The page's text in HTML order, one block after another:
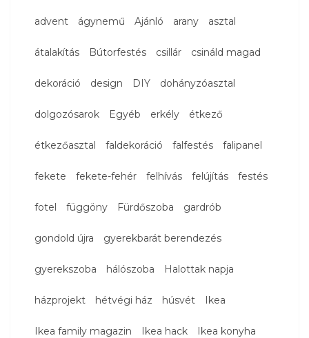
advent ágynemű Ajánló arany asztal
átalakítás Bútorfestés csillár csináld magad
dekoráció design DIY dohányzóasztal
dolgozósarok Egyéb erkély étkező
étkezőasztal faldekoráció falfestés falipanel
fekete fekete-fehér felhívás felújítás festés
fotel függöny Fürdőszoba gardrób
gondold újra gyerekbarát berendezés
gyerekszoba hálószoba Halottak napja
házprojekt hétvégi ház húsvét Ikea
Ikea family magazin Ikea hack Ikea konyha